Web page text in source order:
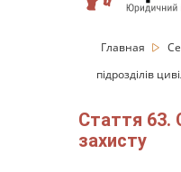
Главная
підрозділів
Стаття 63.
захисту